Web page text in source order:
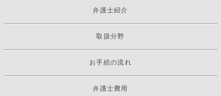
弁護士紹介
取扱分野
お手続の流れ
弁護士費用